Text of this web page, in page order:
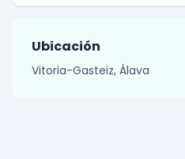
Ubicación
Vitoria-Gasteiz, Álava